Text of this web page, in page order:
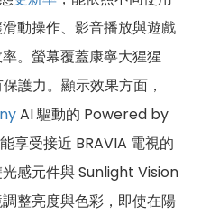
滑動操作、影音播放與遊戲
。螢幕覆蓋康寧大猩猩
護力。顯示效果方面，
AI 驅動的 Powered by
享受接近 BRAVIA 電視的
感元件與 Sunlight Vision
整亮度與色彩，即使在陽